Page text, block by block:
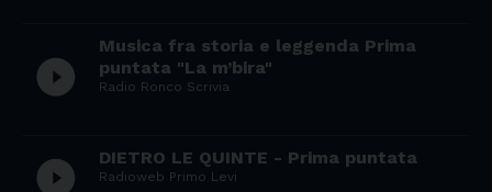
play_circle_filled
Musica fra storia e leggenda Prima
puntata "La m’bira"
Radio Ronco Scrivia
play_circle_filled DIETRO LE QUINTE - Prima puntata
Radioweb Primo Levi